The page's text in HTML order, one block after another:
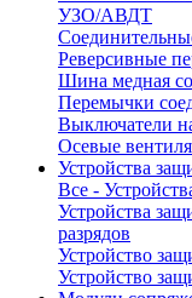
УЗО/АВДТ
Реверсивные
Шина медная
Перемычки
Выключатели
Осевые
Устройства
Все -
Устройства
разрядов
Устройство
Устройство